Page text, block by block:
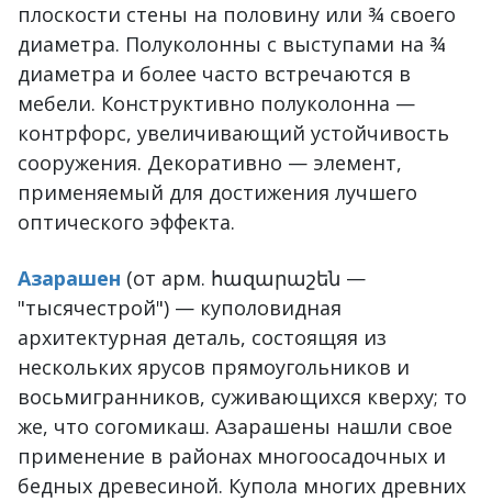
плоскости стены на половину или ¾ своего
диаметра. Полуколонны с выступами на ¾
диаметра и более часто встречаются в
мебели. Конструктивно полуколонна —
контрфорс, увеличивающий устойчивость
сооружения. Декоративно — элемент,
применяемый для достижения лучшего
оптического эффекта.
Азарашен (от арм. հազարաշեն —
"тысячестрой") — куполовидная
архитектурная деталь, состоящяя из
нескольких ярусов прямоугольников и
восьмигранников, суживающихся кверху; то
же, что согомикаш. Азарашены нашли свое
применение в районах многоосадочных и
бедных древесиной. Купола многих древних